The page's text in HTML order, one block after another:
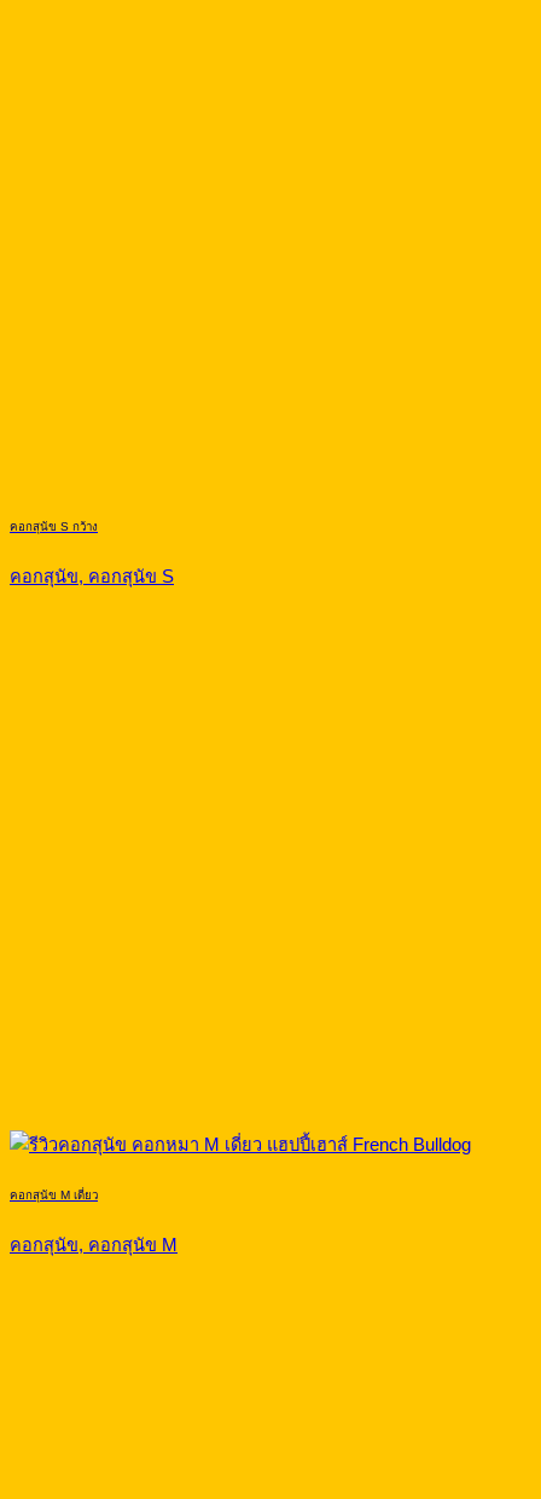
คอกสุนัข S กว้าง
คอกสุนัข, คอกสุนัข S
คอกสุนัข M เดี่ยว
คอกสุนัข, คอกสุนัข M